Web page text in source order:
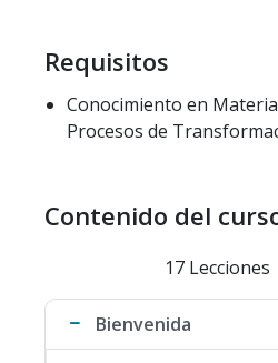
Requisitos
Conocimiento en
Procesos de
Contenido del
17 Lecciones
Bienvenida